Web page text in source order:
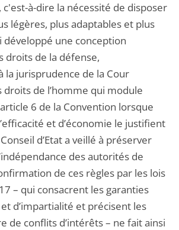
à-dire la nécessité de disposer
légères, plus adaptables et plus
développé une conception
droits de la défense,
la jurisprudence de la Cour
de l’homme qui module
6 de la Convention lorsque
et d’économie le justifient
d’Etat a veillé à préserver
des autorités de
de ces règles par les lois
– qui consacrent les garanties
d’impartialité et précisent les
de conflits d’intérêts – ne fait ainsi